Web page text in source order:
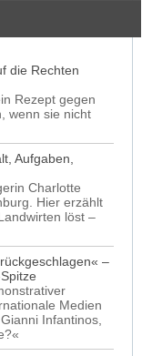
die Rechten
Rezept gegen
wenn sie nicht
Aufgaben,
Charlotte
Hier erzählt
löst –
–
Medien
Infantinos,